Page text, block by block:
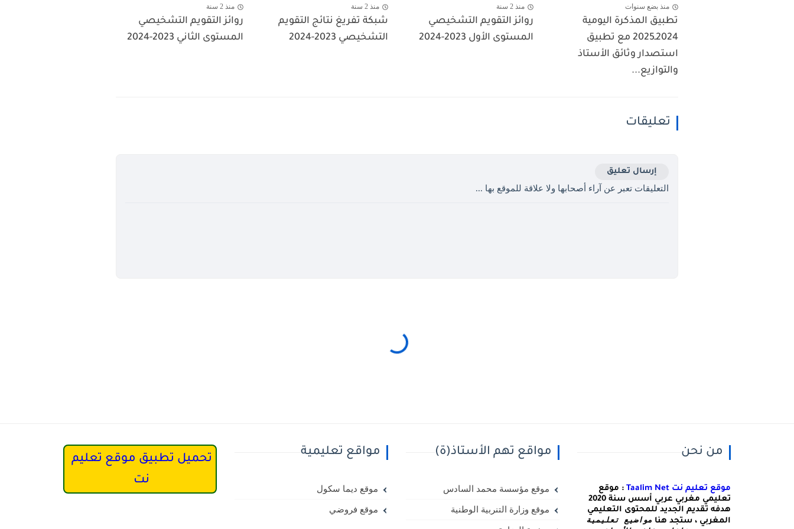
منذ بضع سنوات
تطبيق المذكرة اليومية
2024ـ2025 مع تطبيق
استصدار وثائق الأستاذ
والتوازيع...
منذ 2 سنة
روائز التقويم التشخيصي
المستوى الأول 2023-2024
منذ 2 سنة
شبكة تفريغ نتائج التقويم
التشخيصي 2023-2024
منذ 2 سنة
روائز التقويم التشخيصي
المستوى الثاني 2023-2024
تعليقات
إرسال تعليق
التعليقات تعبر عن آراء أصحابها ولا علاقة للموقع بها ...
من نحن
موقع تعليم نت Taalim Net
: موقع
تعليمي مغربي عربي أسس سنة 2020
هدفه تقديم الجديد للمحتوى التعليمي
المغربي ، ستجد هنا
مواقع تهم الأستاذ(ة)
موقع مؤسسة محمد السادس
موقع وزارة التنربية الوطنية
مواقع تعليمية
موقع ديما سكول
موقع فروضي
تحميل تطبيق موقع تعليم
نت